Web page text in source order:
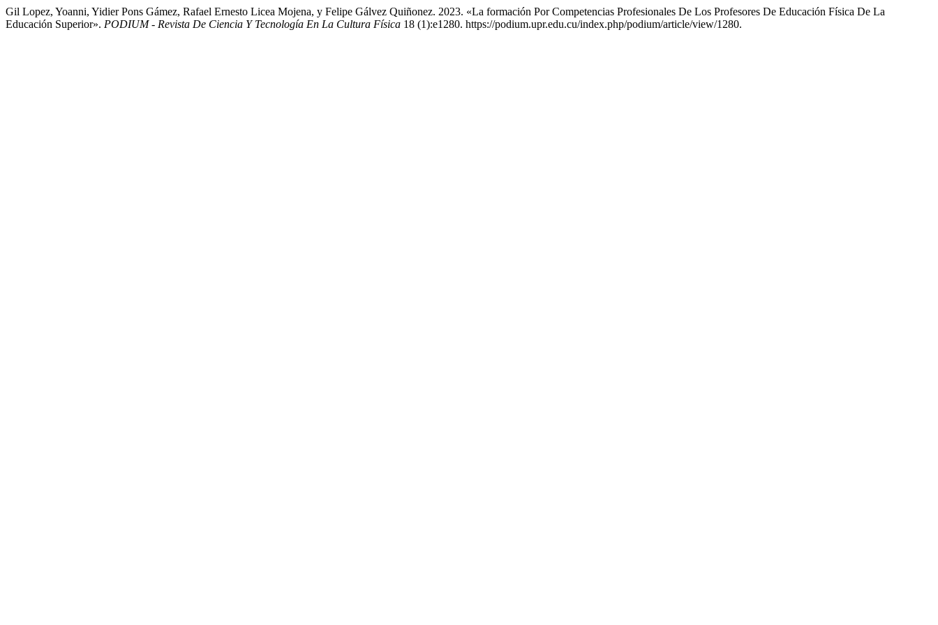
Gil Lopez, Yoanni, Yidier Pons Gámez, Rafael Ernesto Licea Mojena, y Felipe Gálvez Quiñonez. 2023. «La formación Por Competencias Profesionales De Los Profesores De Educación Física De La
Educación Superior». PODIUM - Revista De Ciencia Y Tecnología En La Cultura Física 18 (1):e1280. https://podium.upr.edu.cu/index.php/podium/article/view/1280.